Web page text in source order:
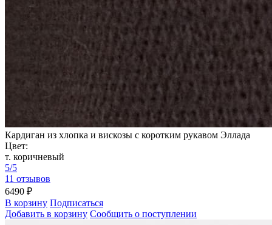
Кардиган из хлопка и вискозы с коротким рукавом Эллада
Цвет:
т. коричневый
5/5
11 отзывов
6490 ₽
В корзину Подписаться
Добавить в корзину Сообщить о поступлении